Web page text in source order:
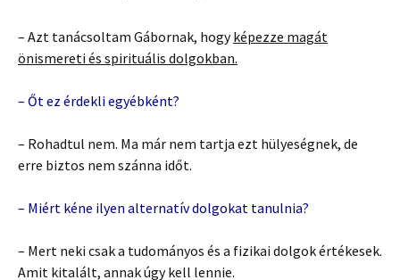
– Azt tanácsoltam Gábornak, hogyképezze magát
önismereti és spirituális dolgokban.
– Őt ez érdekli egyébként?
– Rohadtul nem. Ma már nem tartja ezt hülyeségnek, de
erre biztos nem szánna időt.
– Miért kéne ilyen alternatív dolgokat tanulnia?
– Mert neki csak a tudományos és a fizikai dolgok értékesek.
Amit kitalált, annak úgy kell lennie.